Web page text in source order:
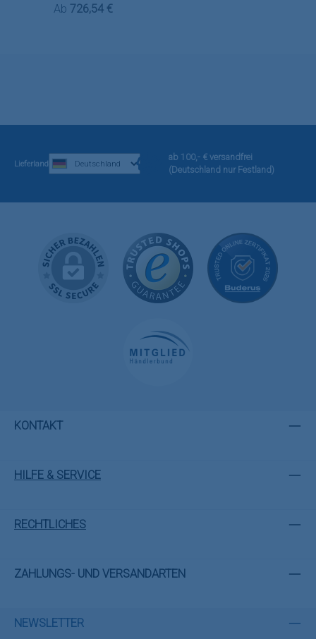
Regulärer Preis:
Ab 726,54 €
Lieferland
ab 100,- € versandfrei
(Deutschland nur Festland)
KONTAKT
HILFE & SERVICE
RECHTLICHES
ZAHLUNGS- UND VERSANDARTEN
NEWSLETTER